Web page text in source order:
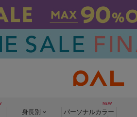
身長別 パーソナルカラー